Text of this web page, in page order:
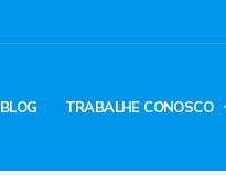
BLOG TRABALHE CONOSCO